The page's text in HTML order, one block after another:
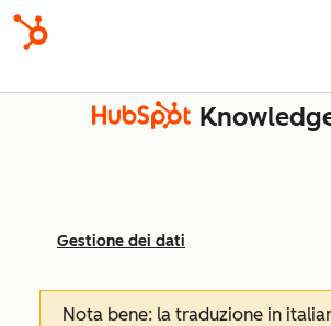
Gestione dei dati
Nota bene: la traduzione in